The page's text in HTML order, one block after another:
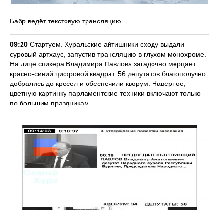
Бабр ведёт текстовую трансляцию.
09:20 Стартуем. Хуральские айтишники сходу выдали
суровый артхаус, запустив трансляцию в глухом монохроме.
На лице спикера Владимира Павлова загадочно мерцает
красно-синий цифровой квадрат. 56 депутатов благополучно
добрались до кресел и обеспечили кворум. Наверное,
цветную картинку парламентские техники включают только
по большим праздникам.